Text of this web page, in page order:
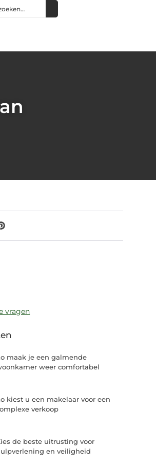
vragen
maak je een galmende
weer comfortabel
kiest u een makelaar voor een
verkoop
de beste uitrusting voor
en veiligheid